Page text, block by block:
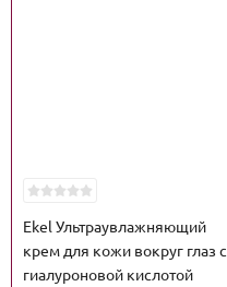
Ekel Ультраувлажняющий
крем для кожи вокруг глаз с
гиалуроновой кислотой